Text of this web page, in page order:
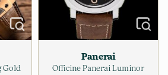
Gold
Panerai
Officine Panerai Luminor